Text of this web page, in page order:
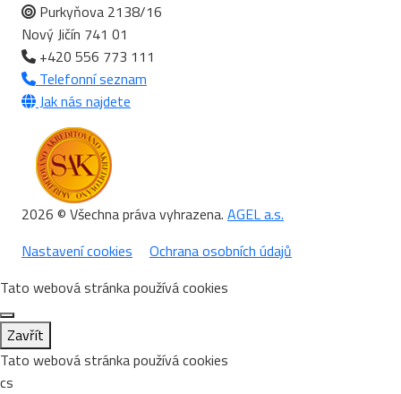
Purkyňova 2138/16
Nový Jičín 741 01
+420 556 773 111
Telefonní seznam
Jak nás najdete
2026 © Všechna práva vyhrazena. AGEL a.s.
Nastavení cookies
Ochrana osobních údajů
Tato webová stránka používá cookies
Zavřít
Tato webová stránka používá cookies
cs